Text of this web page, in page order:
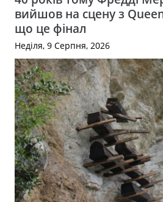
вийшов на сцену з
що це фінал
Неділя, 9 Серпня, 2026